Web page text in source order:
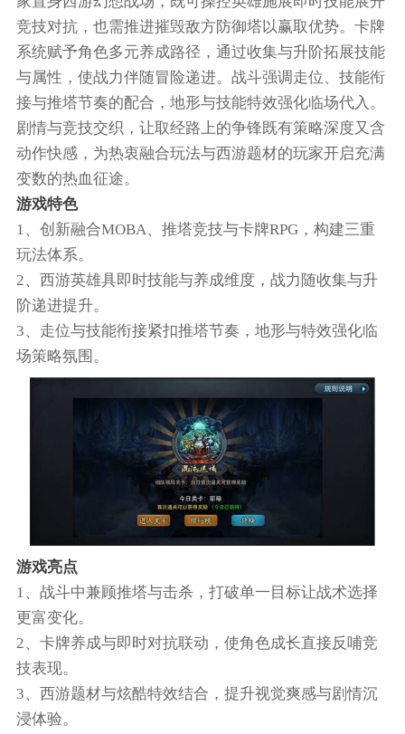
竞技对抗，也需推进摧毁敌方防御塔以赢取优势。卡牌
系统赋予角色多元养成路径，通过收集与升阶拓展技能
与属性，使战力伴随冒险递进。战斗强调走位、技能衔
接与推塔节奏的配合，地形与技能特效强化临场代入。
剧情与竞技交织，让取经路上的争锋既有策略深度又含
动作快感，为热衷融合玩法与西游题材的玩家开启充满
变数的热血征途。
游戏特色
1、创新融合MOBA、推塔竞技与卡牌RPG，构建三重
玩法体系。
2、西游英雄具即时技能与养成维度，战力随收集与升
阶递进提升。
3、走位与技能衔接紧扣推塔节奏，地形与特效强化临
场策略氛围。
游戏亮点
1、战斗中兼顾推塔与击杀，打破单一目标让战术选择
更富变化。
2、卡牌养成与即时对抗联动，使角色成长直接反哺竞
技表现。
3、西游题材与炫酷特效结合，提升视觉爽感与剧情沉
浸体验。